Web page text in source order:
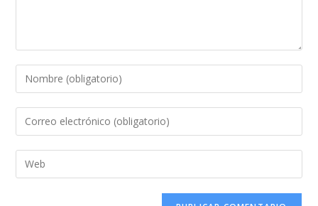
Introduce
tu
nombre
de
usuario
Introduce
tu
dirección
de
Introduce
la